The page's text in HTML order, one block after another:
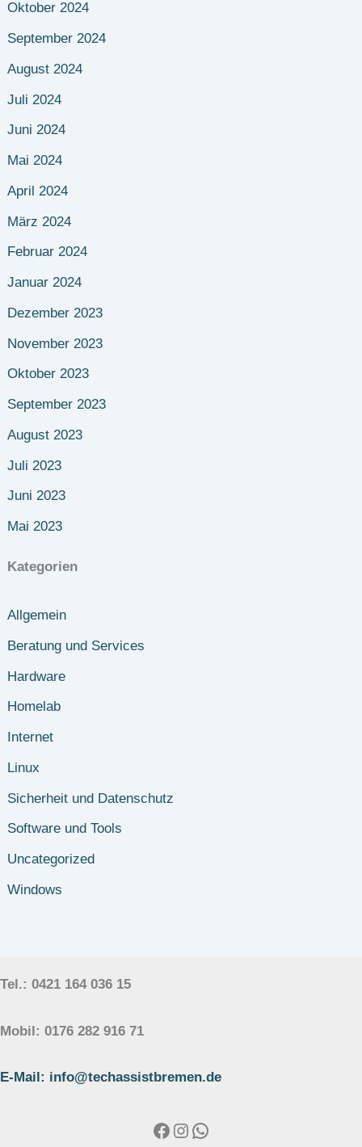
Oktober 2024
September 2024
August 2024
Juli 2024
Juni 2024
Mai 2024
April 2024
März 2024
Februar 2024
Januar 2024
Dezember 2023
November 2023
Oktober 2023
September 2023
August 2023
Juli 2023
Juni 2023
Mai 2023
Kategorien
Allgemein
Beratung und Services
Hardware
Homelab
Internet
Linux
Sicherheit und Datenschutz
Software und Tools
Uncategorized
Windows
Tel.: 0421 164 036 15
Mobil: 0176 282 916 71
E-Mail: info@techassistbremen.de
Facebook
Instagram
WhatsApp